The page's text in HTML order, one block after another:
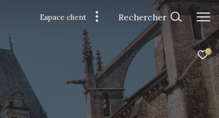
0
Espace client Rechercher